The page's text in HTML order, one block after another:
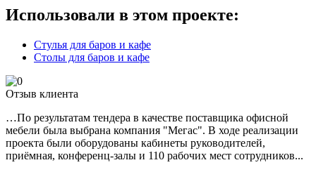
Использовали в этом проекте:
Стулья для баров и кафе
Столы для баров и кафе
Отзыв клиента
…По результатам тендера в качестве поставщика офисной
мебели была выбрана компания "Мегас". В ходе реализации
проекта были оборудованы кабинеты руководителей,
приёмная, конференц-залы и 110 рабочих мест сотрудников...